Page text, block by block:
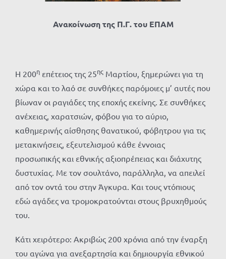
Ανακοίνωση της Π.Γ. του ΕΠΑΜ
Η 200η επέτειος της 25ης Μαρτίου, ξημερώνει για τη
χώρα και το λαό σε συνθήκες παρόμοιες μ’ αυτές που
βίωναν οι ραγιάδες της εποχής εκείνης. Σε συνθήκες
ανέχειας, χαρατσιών, φόβου για το αύριο,
καθημερινής αίσθησης θανατικού, φόβητρου για τις
μετακινήσεις, εξευτελισμού κάθε έννοιας
προσωπικής και εθνικής αξιοπρέπειας και διάχυτης
δυστυχίας. Με τον σουλτάνο, παράλληλα, να απειλεί
από τον οντά του στην Άγκυρα. Και τους ντόπιους
εδώ αγάδες να τρομοκρατούνται στους βρυχηθμούς
του.
Κάτι χειρότερο: Ακριβώς 200 χρόνια από την έναρξη
του αγώνα για ανεξαρτησία και δημιουργία εθνικού